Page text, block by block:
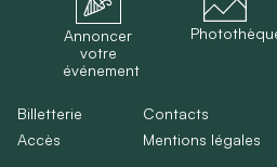
Annoncer
votre
événement
Billetterie
Accès
Contacts
Mentions légales